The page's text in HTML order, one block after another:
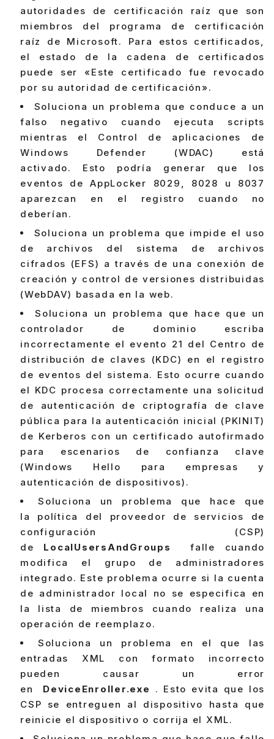
autoridades de certificación raíz que son
miembros del programa de certificación
raíz de Microsoft. Para estos certificados,
el estado de la cadena de certificados
puede ser «Este certificado fue revocado
por su autoridad de certificación».
Soluciona un problema que conduce a un
falso negativo cuando ejecuta scripts
mientras el Control de aplicaciones de
Windows Defender (WDAC) está
activado. Esto podría generar que los
eventos de AppLocker 8029, 8028 u 8037
aparezcan en el registro cuando no
deberían.
Soluciona un problema que impide el uso
de archivos del sistema de archivos
cifrados (EFS) a través de una conexión de
creación y control de versiones distribuidas
(WebDAV) basada en la web.
Soluciona un problema que hace que un
controlador de dominio escriba
incorrectamente el evento 21 del Centro de
distribución de claves (KDC) en el registro
de eventos del sistema. Esto ocurre cuando
el KDC procesa correctamente una solicitud
de autenticación de criptografía de clave
pública para la autenticación inicial (PKINIT)
de Kerberos con un certificado autofirmado
para escenarios de confianza clave
(Windows Hello para empresas y
autenticación de dispositivos).
Soluciona un problema que hace que
la política del proveedor de servicios de
configuración (CSP)
de LocalUsersAndGroups
falle cuando
modifica el grupo de administradores
integrado. Este problema ocurre si la cuenta
de administrador local no se especifica en
la lista de miembros cuando realiza una
operación de reemplazo.
Soluciona un problema en el que las
entradas XML con formato incorrecto
pueden causar un error
en DeviceEnroller.exe
. Esto evita que los
CSP se entreguen al dispositivo hasta que
reinicie el dispositivo o corrija el XML.